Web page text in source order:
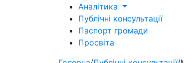
Аналітика
Публічні консультації
Паспорт громади
Просвіта